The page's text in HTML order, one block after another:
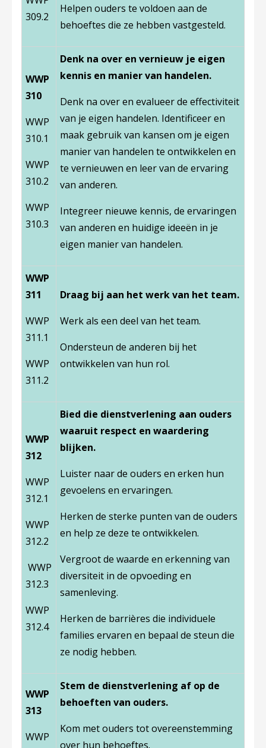
309.2
Helpen ouders te voldoen aan de
behoeftes die ze hebben vastgesteld.
WWP
310
WWP
310.1
WWP
310.2
WWP
310.3
Denk na over en vernieuw je eigen
kennis en manier van handelen.
Denk na over en evalueer de effectiviteit
van je eigen handelen. Identificeer en
maak gebruik van kansen om je eigen
manier van handelen te ontwikkelen en
te vernieuwen en leer van de ervaring
van anderen.
Integreer nieuwe kennis, de ervaringen
van anderen en huidige ideeën in je
eigen manier van handelen.
WWP
311
WWP
311.1
WWP
311.2
Draag bij aan het werk van het team.
Werk als een deel van het team.
Ondersteun de anderen bij het
ontwikkelen van hun rol.
WWP
312
WWP
312.1
WWP
312.2
WWP
312.3
WWP
312.4
Bied die dienstverlening aan ouders
waaruit respect en waardering
blijken.
Luister naar de ouders en erken hun
gevoelens en ervaringen.
Herken de sterke punten van de ouders
en help ze deze te ontwikkelen.
Vergroot de waarde en erkenning van
diversiteit in de opvoeding en
samenleving.
Herken de barrières die individuele
families ervaren en bepaal de steun die
ze nodig hebben.
WWP
313
WWP
Stem de dienstverlening af op de
behoeften van ouders.
Kom met ouders tot overeenstemming
over hun behoeftes.